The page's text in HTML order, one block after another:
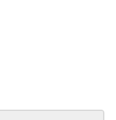
siliconen en
met een